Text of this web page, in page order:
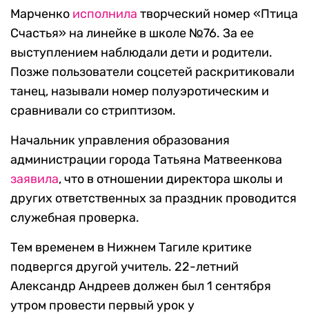
Марченко исполнила творческий номер «Птица
Счастья» на линейке в школе №76. За ее
выступлением наблюдали дети и родители.
Позже пользователи соцсетей раскритиковали
танец, называли номер полуэротическим и
сравнивали со стриптизом.
Начальник управления образования
администрации города Татьяна Матвеенкова
заявила, что в отношении директора школы и
других ответственных за праздник проводится
служебная проверка.
Тем временем в Нижнем Тагиле критике
подвергся другой учитель. 22-летний
Александр Андреев должен был 1 сентября
утром провести первый урок у